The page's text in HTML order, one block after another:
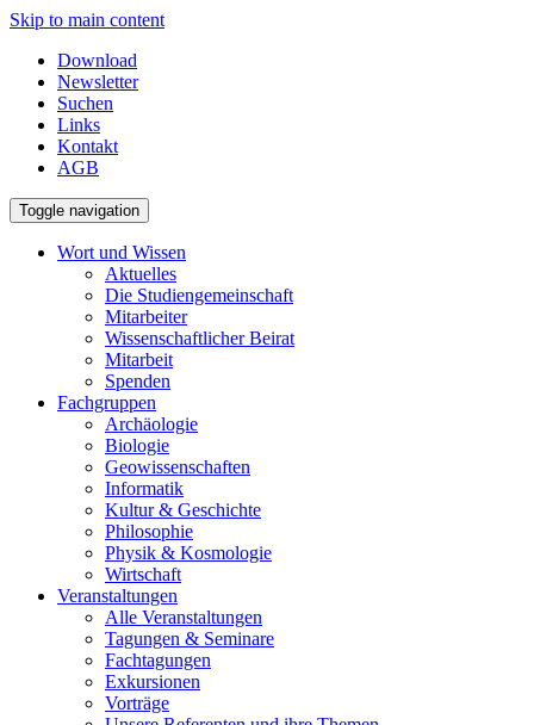
Skip to main content
Download
Newsletter
Suchen
Links
Kontakt
AGB
Toggle navigation
Wort und Wissen
Aktuelles
Die Studiengemeinschaft
Mitarbeiter
Wissenschaftlicher Beirat
Mitarbeit
Spenden
Fachgruppen
Archäologie
Biologie
Geowissenschaften
Informatik
Kultur & Geschichte
Philosophie
Physik & Kosmologie
Wirtschaft
Veranstaltungen
Alle Veranstaltungen
Tagungen & Seminare
Fachtagungen
Exkursionen
Vorträge